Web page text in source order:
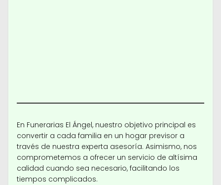
En Funerarias El Ángel, nuestro objetivo principal es
convertir a cada familia en un hogar previsor a
través de nuestra experta asesoría. Asimismo, nos
comprometemos a ofrecer un servicio de altísima
calidad cuando sea necesario, facilitando los
tiempos complicados.